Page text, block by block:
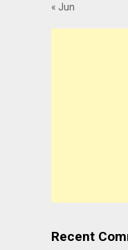
« Jun
Recent